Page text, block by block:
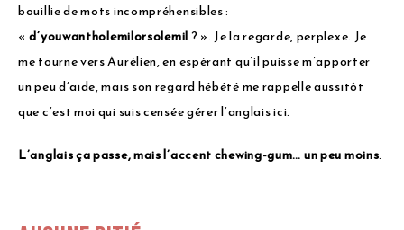
bouillie de mots incompréhensibles :
«d’youwantholemilorsolemil? ». Je la regarde, perplexe. Je
me tourne vers Aurélien, en espérant qu’il puisse m’apporter
un peu d’aide, mais son regard hébété me rappelle aussitôt
que c’est moi qui suis censée gérer l’anglais ici.
L’anglais ça passe, mais l’accent chewing-gum… un peu moins.